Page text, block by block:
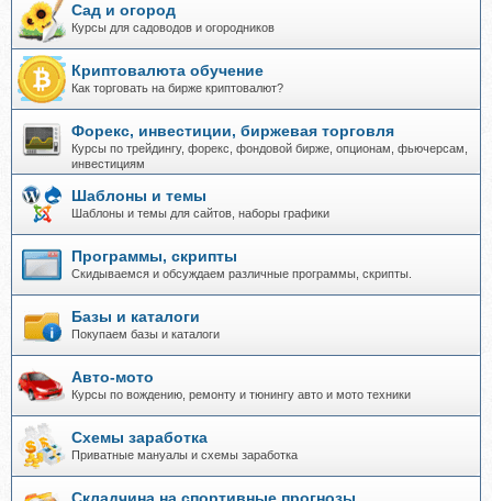
Сад и огород
Курсы для садоводов и огородников
Криптовалюта обучение
Как торговать на бирже криптовалют?
Форекс, инвестиции, биржевая торговля
Курсы по трейдингу, форекс, фондовой бирже, опционам, фьючерсам,
инвестициям
Шаблоны и темы
Шаблоны и темы для сайтов, наборы графики
Программы, скрипты
Скидываемся и обсуждаем различные программы, скрипты.
Базы и каталоги
Покупаем базы и каталоги
Авто-мото
Курсы по вождению, ремонту и тюнингу авто и мото техники
Схемы заработка
Приватные мануалы и схемы заработка